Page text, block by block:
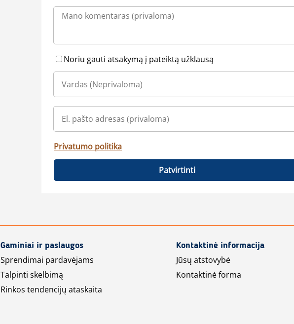
Noriu gauti atsakymą į pateiktą užklausą
Privatumo politika
Patvirtinti
Gaminiai ir paslaugos
Sprendimai pardavėjams
Talpinti skelbimą
Rinkos tendencijų ataskaita
Kontaktinė informacija
Jūsų atstovybė
Kontaktinė forma